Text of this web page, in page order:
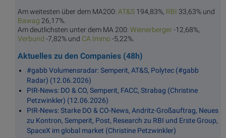
Am weitesten über dem MA200: AT&S 194,83%, RBI 33,63% und
Bawag 26,17%.
Am deutlichsten unter dem MA 200: Wienerberger-12,68%,
Verbund -7,82% und CA Immo-5,22%.
Aktuelles zu den Companies (48h)
#gabb Volumensradar: Semperit, AT&S, Polytec (#gabb
Radar) (12.06.2026)
PIR-News: DO & CO, Semperit, FACC, Strabag (Christine
Petzwinkler) (12.06.2026)
PIR-News: Starke DO & CO-News, Andritz-Großauftrag, Neues
zu Kontron, Semperit, Post, Research zu RBI und Erste Group,
SpaceX im global market (Christine Petzwinkler)